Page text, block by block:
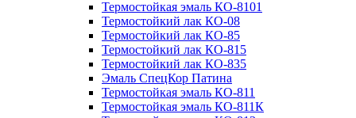
Термостойкая эмаль КО-8101
Термостойкий лак КО-08
Термостойкий лак КО-85
Термостойкий лак КО-815
Термостойкий лак КО-835
Эмаль СпецКор Патина
Термостойкая эмаль КО-811
Термостойкая эмаль КО-811К